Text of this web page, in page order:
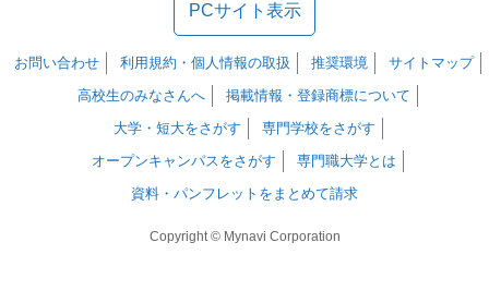
PCサイト表示
お問い合わせ 利用規約・個人情報の取扱 推奨環境
サイトマップ
高校生のみなさんへ
掲載情報・登録商標について
大学・短大をさがす
専門学校をさがす
オープンキャンパスをさがす
専門職大学とは
資料・パンフレットをまとめて請求
Copyright © Mynavi Corporation